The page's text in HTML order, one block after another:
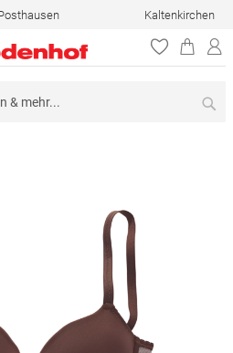
Kaltenkirchen